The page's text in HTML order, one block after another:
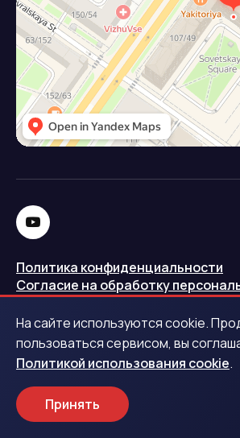
Политика конфиденциальности
Согласие на обработку
Политика использования cookie
Запись в реестре операторов
РКН
Центральный банк Российской
На сайте используются cookie.
пользоваться сервисом, вы
Политикой использования cookie.
Принять